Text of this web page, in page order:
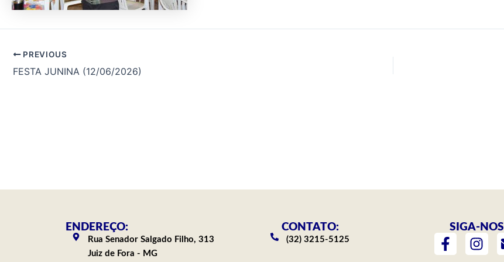
PREVIOUS
FESTA JUNINA (12/06/2026)
ENDEREÇO:
Rua Senador Salgado Filho, 313
Juiz de Fora - MG
CONTATO:
(32) 3215-5125
SIGA-NOS
F
a
I
n